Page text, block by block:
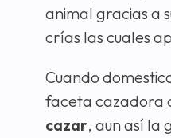
animal gracias a
crías las cuales
Cuando
faceta cazadora
cazar, aun así la